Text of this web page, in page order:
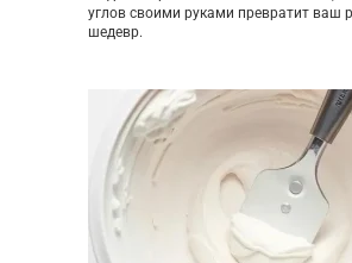
углов своими руками превратит ваш
шедевр.